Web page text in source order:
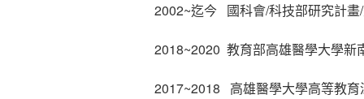
2002~迄今 國科會/科技部研究計畫
2018~2020 教育部高雄醫學大學新
2017~2018 高雄醫學大學高等教